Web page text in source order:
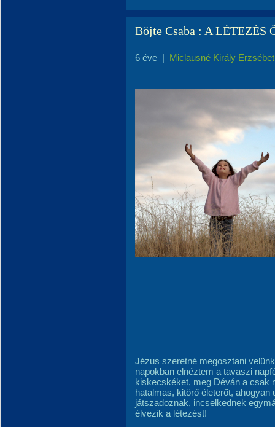
Böjte Csaba : A LÉTEZÉS
6 éve | Miclausné Király Erzsébet
Jézus szeretné megosztani
napokban elnéztem a tavaszi
kiskecskéket, meg Déván a csak
hatalmas, kitörő életerőt, ahogyan
játszadoznak, incselkednek
élvezik a létezést!